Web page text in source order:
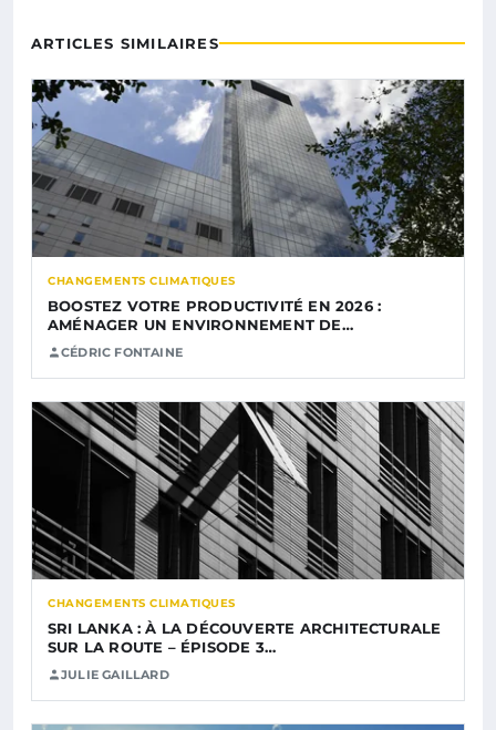
ARTICLES SIMILAIRES
CHANGEMENTS CLIMATIQUES
BOOSTEZ VOTRE PRODUCTIVITÉ EN 2026 :
AMÉNAGER UN ENVIRONNEMENT DE…
CÉDRIC FONTAINE
CHANGEMENTS CLIMATIQUES
SRI LANKA : À LA DÉCOUVERTE ARCHITECTURALE
SUR LA ROUTE – ÉPISODE 3…
JULIE GAILLARD